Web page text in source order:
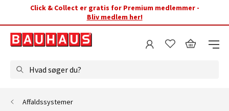
Click & Collect er gratis for Premium medlemmer -
Bliv medlem her!
Hvad søger du?
Affaldssystemer